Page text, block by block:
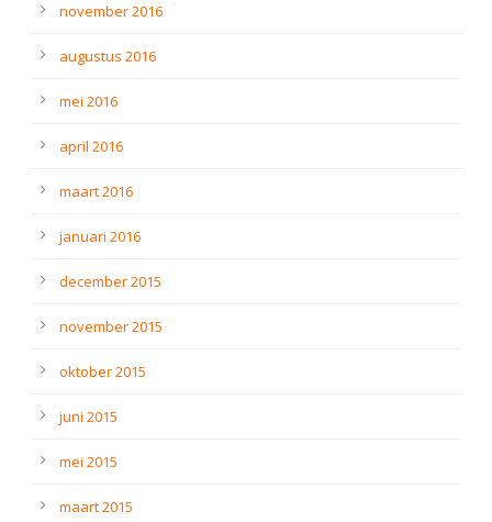
november 2016
augustus 2016
mei 2016
april 2016
maart 2016
januari 2016
december 2015
november 2015
oktober 2015
juni 2015
mei 2015
maart 2015